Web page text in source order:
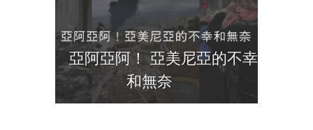
亞阿亞阿！ 亞美尼亞的不幸
和無奈